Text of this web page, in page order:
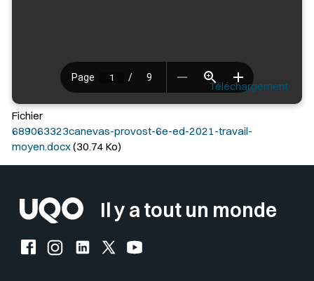
Téléchargement
Fichier
689063323canevas-provost-6e-ed-2021-travail-
moyen.docx(30.74 Ko)
Il y a tout un monde
Facebook de l'UQO
Instagram de l'UQO
LinkedIn de l'UQO
X (Twitter) de l'UQO
YouTube de l'UQO